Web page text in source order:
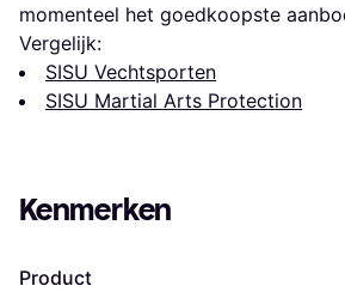
momenteel het goedkoopste
Vergelijk:
SISU Vechtsporten
SISU Martial Arts Protection
Kenmerken
Product